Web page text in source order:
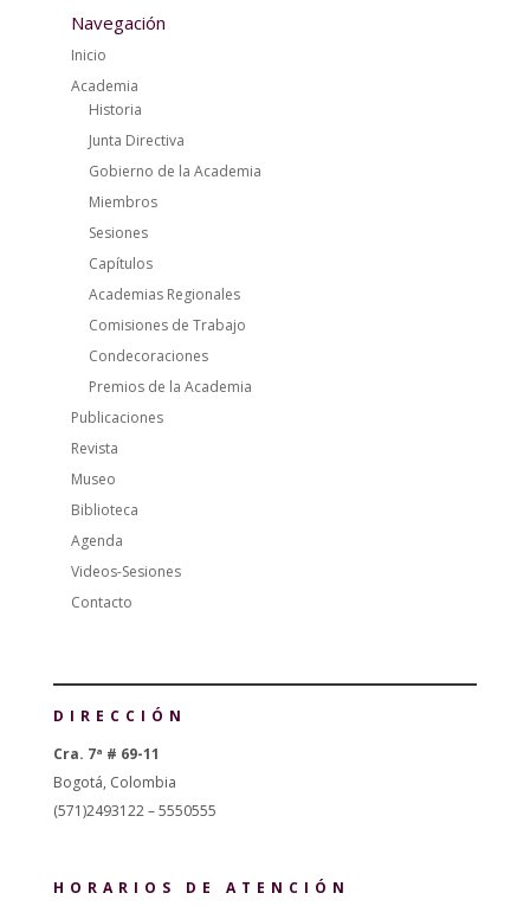
Navegación
Inicio
Academia
Historia
Junta Directiva
Gobierno de la Academia
Miembros
Sesiones
Capítulos
Academias Regionales
Comisiones de Trabajo
Condecoraciones
Premios de la Academia
Publicaciones
Revista
Museo
Biblioteca
Agenda
Videos-Sesiones
Contacto
DIRECCIÓN
Cra. 7ª # 69-11
Bogotá, Colombia
(571)2493122 – 5550555
HORARIOS DE ATENCIÓN